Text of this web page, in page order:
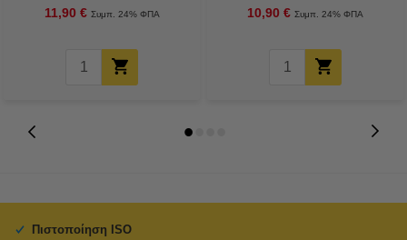
11,90 € Συμπ. 24% ΦΠΑ 10,90 € Συμπ. 24% ΦΠΑ
Πιστοποίηση ISO